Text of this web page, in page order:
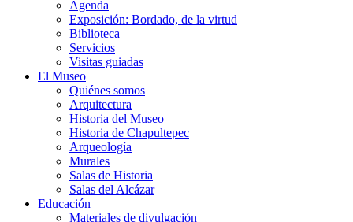
Agenda
Exposición: Bordado, de la virtud
Biblioteca
Servicios
Visitas guiadas
El Museo
Quiénes somos
Arquitectura
Historia del Museo
Historia de Chapultepec
Arqueología
Murales
Salas de Historia
Salas del Alcázar
Educación
Materiales de divulgación